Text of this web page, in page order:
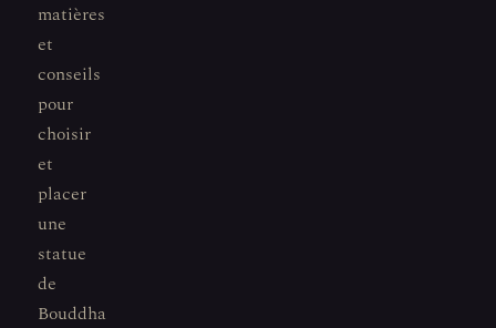
matières
et
conseils
pour
choisir
et
placer
une
statue
de
Bouddha